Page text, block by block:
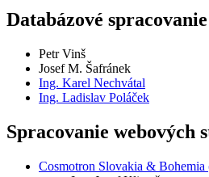
Databázové spracovanie
Petr Vinš
Josef M. Šafránek
Ing. Karel Nechvátal
Ing. Ladislav Poláček
Spracovanie webových
Cosmotron Slovakia & Bohemia